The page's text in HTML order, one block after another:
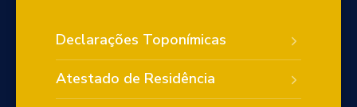
Declarações Toponímicas
Atestado de Residência